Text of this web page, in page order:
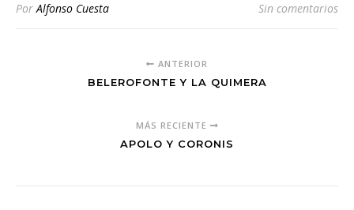
PorAlfonso Cuesta Sin comentarios
ANTERIOR
BELEROFONTE Y LA QUIMERA
MÁS RECIENTE
APOLO Y CORONIS